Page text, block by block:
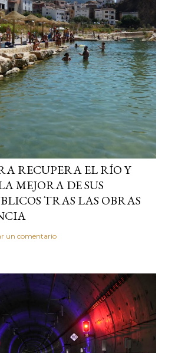
RECUPERA EL RÍO Y
MEJORA DE SUS
TRAS LAS OBRAS
un comentario